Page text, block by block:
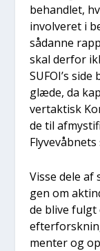
behand­let,
invol­ve­ret i
sådan­ne
skal der­for
SUFOI’s
glæ­de, da
vertak­tisk
de til
Vis­se dele
gen om
de bli­ve fulgt
men­ter og